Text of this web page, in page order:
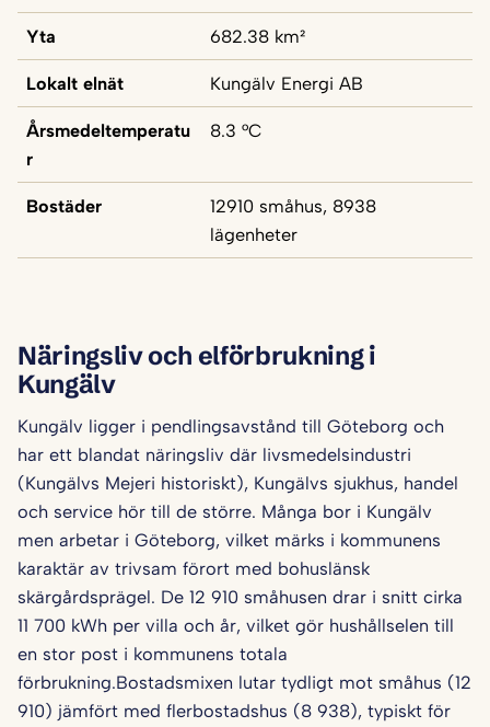
Yta 682.38 km²
Lokalt elnät Kungälv Energi AB
Årsmedeltemperatu
r
8.3 °C
Bostäder
12910 småhus, 8938
lägenheter
Näringsliv och elförbrukning i
Kungälv
Kungälv ligger i pendlingsavstånd till Göteborg och
har ett blandat näringsliv där livsmedelsindustri
(Kungälvs Mejeri historiskt), Kungälvs sjukhus, handel
och service hör till de större. Många bor i Kungälv
men arbetar i Göteborg, vilket märks i kommunens
karaktär av trivsam förort med bohuslänsk
skärgårdsprägel. De 12 910 småhusen drar i snitt cirka
11 700 kWh per villa och år, vilket gör hushålls­elen till
en stor post i kommunens totala
förbrukning.Bostadsmixen lutar tydligt mot småhus (12
910) jämfört med flerbostadshus (8 938), typiskt för